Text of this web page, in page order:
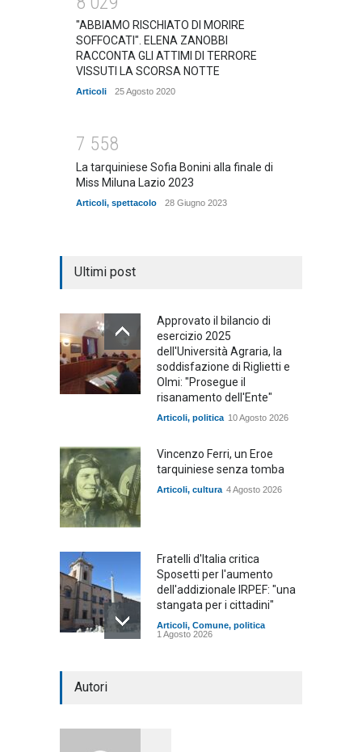
"ABBIAMO RISCHIATO DI MORIRE
SOFFOCATI". ELENA ZANOBBI
RACCONTA GLI ATTIMI DI TERRORE
VISSUTI LA SCORSA NOTTE
Articoli 25 Agosto 2020
7 558
La tarquiniese Sofia Bonini alla finale di
Miss Miluna Lazio 2023
Articoli, spettacolo 28 Giugno 2023
Ultimi post
Approvato il bilancio di
esercizio 2025
dell'Università Agraria, la
soddisfazione di Riglietti e
Olmi: "Prosegue il
risanamento dell'Ente"
Articoli, politica 10 Agosto 2026
Vincenzo Ferri, un Eroe
tarquiniese senza tomba
Articoli, cultura 4 Agosto 2026
Fratelli d'Italia critica
Sposetti per l'aumento
dell'addizionale IRPEF: "una
stangata per i cittadini"
Articoli, Comune, politica
1 Agosto 2026
Autori